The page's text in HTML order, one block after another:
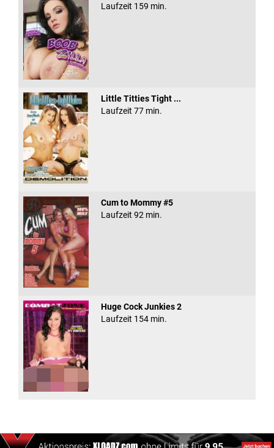
Laufzeit 159 min.
Little Titties Tight ...
Laufzeit 77 min.
Cum to Mommy #5
Laufzeit 92 min.
Huge Cock Junkies 2
Laufzeit 154 min.